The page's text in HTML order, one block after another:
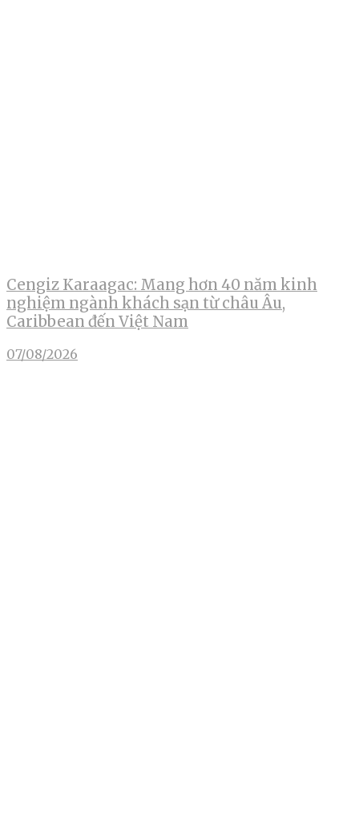
Cengiz Karaagac: Mang hơn 40 năm kinh
nghiệm ngành khách sạn từ châu Âu,
Caribbean đến Việt Nam
07/08/2026